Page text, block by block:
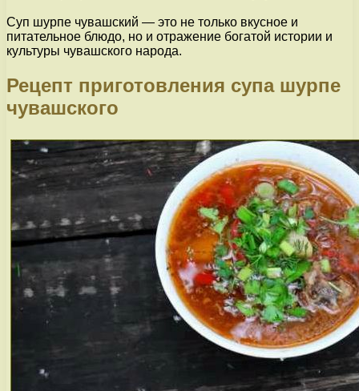
Суп шурпе чувашский — это не только вкусное и
питательное блюдо, но и отражение богатой истории и
культуры чувашского народа.
Рецепт приготовления супа шурпе
чувашского